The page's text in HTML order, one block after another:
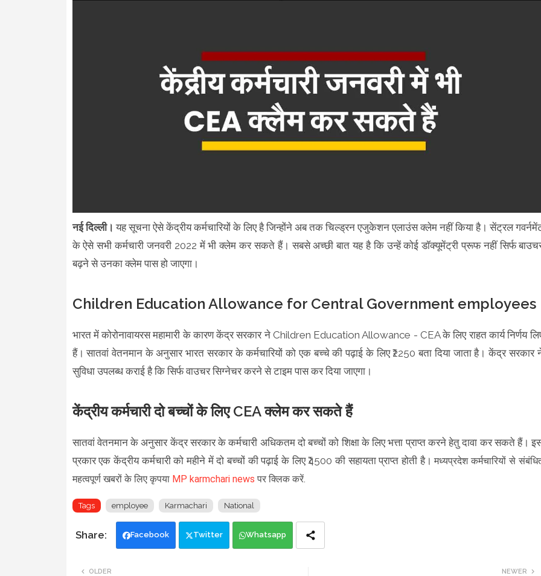
नई दिल्ली। यह सूचना ऐसे केंद्रीय कर्मचारियों के लिए है जिन्होंने अब तक चिल्ड्रन एजुकेशन एलाउंस क्लेम नहीं किया है। सेंट्रल
के ऐसे सभी कर्मचारी जनवरी 2022 में भी क्लेम कर सकते हैं। सबसे अच्छी बात यह है कि उन्हें कोई डॉक्यूमेंट्री प्रूफ नहीं सिर्फ
बढ़ने से उनका क्लेम पास हो जाएगा।
Children Education Allowance for Central Government employees
भारत में कोरोनावायरस महामारी के कारण केंद्र सरकार ने Children Education Allowance - CEA के लिए राहत कार्य निर्णय
हैं। सातवां वेतनमान के अनुसार भारत सरकार के कर्मचारियों को एक बच्चे की पढ़ाई के लिए ₹2250 बता दिया जाता है। केंद्र सरकार
सुविधा उपलब्ध कराई है कि सिर्फ वाउचर सिग्नेचर करने से टाइम पास कर दिया जाएगा।
केंद्रीय कर्मचारी दो बच्चों के लिए CEA क्लेम कर सकते हैं
सातवां वेतनमान के अनुसार केंद्र सरकार के कर्मचारी अधिकतम दो बच्चों को शिक्षा के लिए भत्ता प्राप्त करने हेतु दावा कर सकते हैं।
प्रकार एक केंद्रीय कर्मचारी को महीने में दो बच्चों की पढ़ाई के लिए ₹4500 की सहायता प्राप्त होती है।मध्यप्रदेश कर्मचारियों से
महत्वपूर्ण खबरों के लिए कृपया MP karmchari news पर क्लिक करें.
Tags employee Karmachari National
Facebook Twitter Whatsapp
NEWER
OLDER